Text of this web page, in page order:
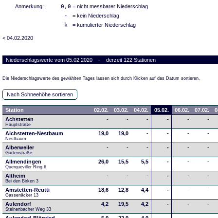
Anmerkung: 0,0 = nicht messbarer Niederschlag
- = kein Niederschlag
k = kumulierter Niederschlag
< 04.02.2020
Niederschlagswerte vom 05.02.2020 - derzeit 122 Stationen
Die Niederschlagswerte des gewählten Tages lassen sich durch Klicken auf das Datum sortieren.
Nach Schneehöhe sortieren
Station 02.02. 03.02. 04.02. 05.02. 06.02. 07.02.
Achstetten
Hauptstraße
- - - - - -
Aichstetten-Nestbaum
Nestbaum
19,0 19,0 - - - -
Alberweiler
Gartenstraße
- - - - - -
Allmendingen
Querqueviller Ring 6
26,0 15,5 5,5 - - -
Altheim
Bei den Birken 3
- - - - - -
Amstetten-Reutti
Gassenäcker 13
18,6 12,8 4,4 - - -
Aulendorf
Steinenbacher Weg 33
4,2 19,5 4,2 - - -